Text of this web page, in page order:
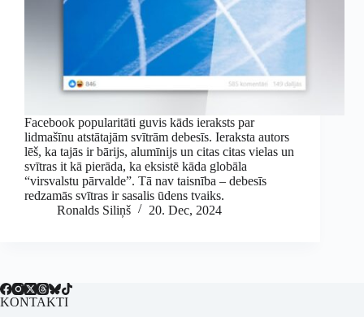
Facebook popularitāti guvis kāds ieraksts par
lidmašīnu atstātajām svītrām debesīs. Ieraksta autors
lēš, ka tajās ir bārijs, alumīnijs un citas citas vielas un
svītras it kā pierāda, ka eksistē kāda globāla
“virsvalstu pārvalde”. Tā nav taisnība – debesīs
redzamās svītras ir sasalis ūdens tvaiks.
Ronalds Siliņš
20. Dec, 2024
KONTAKTI